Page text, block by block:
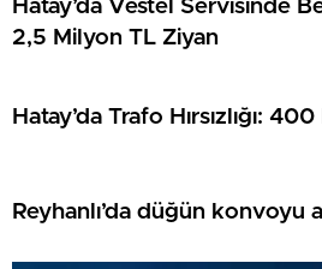
Hatay’da Vestel Servisinde
2,5 Milyon TL Ziyan
Hatay’da Trafo Hırsızlığı:
Reyhanlı’da düğün konvoyu